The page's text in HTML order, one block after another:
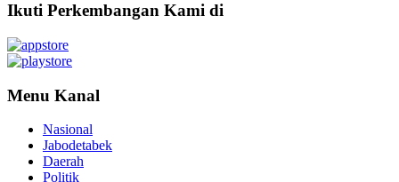
Ikuti Perkembangan Kami di
Menu Kanal
Nasional
Jabodetabek
Daerah
Politik